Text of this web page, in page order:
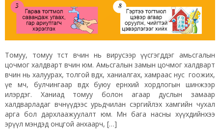
Томуу, томуу төст өвчин нь вирусээр үүсгэгддэг амьсгалын
цочмог халдварт өвчин юм. Амьсгалын замын цочмог халдварт
өвчин нь халуурах, толгой өвдөх, ханиалгах, хамраас нус гоожих,
үе мөч, булчингаар өвдөх буюу ерөнхий хордлогын шинжээр
илэрдэг. Ханиад томуу болон агаар дуслын замаар
халдварладаг өвчнүүдээс урьдчилан сэргийлэх хамгийн чухал
арга бол дархлаажуулалт юм. Мөн бага насны хүүхдийнхээ
эрүүл мэндэд онцгой анхаарч, […]